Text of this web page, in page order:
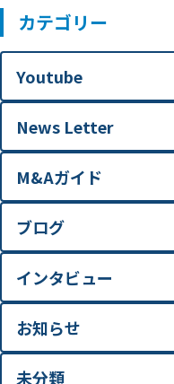
カテゴリー
Youtube
News Letter
M&Aガイド
ブログ
インタビュー
お知らせ
未分類